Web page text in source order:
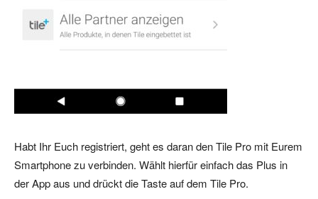
Habt Ihr Euch registriert, geht es daran den Tile Pro mit Eurem
Smartphone zu verbinden. Wählt hierfür einfach das Plus in
der App aus und drückt die Taste auf dem Tile Pro.